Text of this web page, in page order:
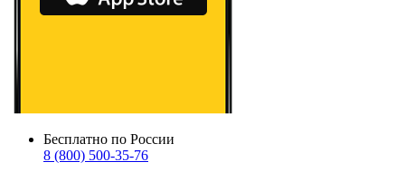
Бесплатно по России
8 (800) 500-35-76